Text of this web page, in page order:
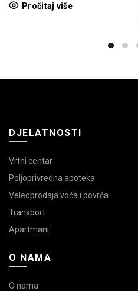
Pročitaj više
DJELATNOSTI
Vrtni centar
Poljoprivredna apoteka
Veleoprodaja voća i povrća
Transport
Apartmani
O NAMA
O nama